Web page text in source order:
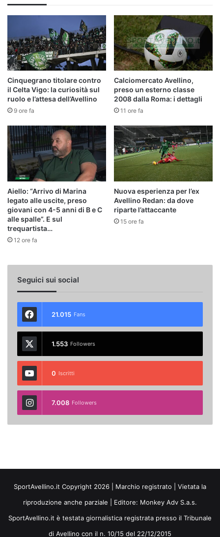
Cinquegrano titolare contro
il Celta Vigo: la curiosità sul
ruolo e l’attesa dell’Avellino
9 ore fa
Calciomercato Avellino,
preso un esterno classe
2008 dalla Roma: i dettagli
11 ore fa
Aiello: “Arrivo di Marina
legato alle uscite, preso
giovani con 4-5 anni di B e C
alle spalle”. E sul
trequartista…
12 ore fa
Nuova esperienza per l’ex
Avellino Redan: da dove
riparte l’attaccante
15 ore fa
Seguici sui social
21.015 Fans
1.553 Followers
0 Iscritti
7.008 Followers
SportAvellino.it Copyright 2026 | Marchio registrato | Vietata la
riproduzione anche parziale | Editore: Monkey Adv S.a.s.
SportAvellino.it è testata giornalistica registrata presso il Tribunale
di Avellino con il n. 10/15 del 22/12/2015